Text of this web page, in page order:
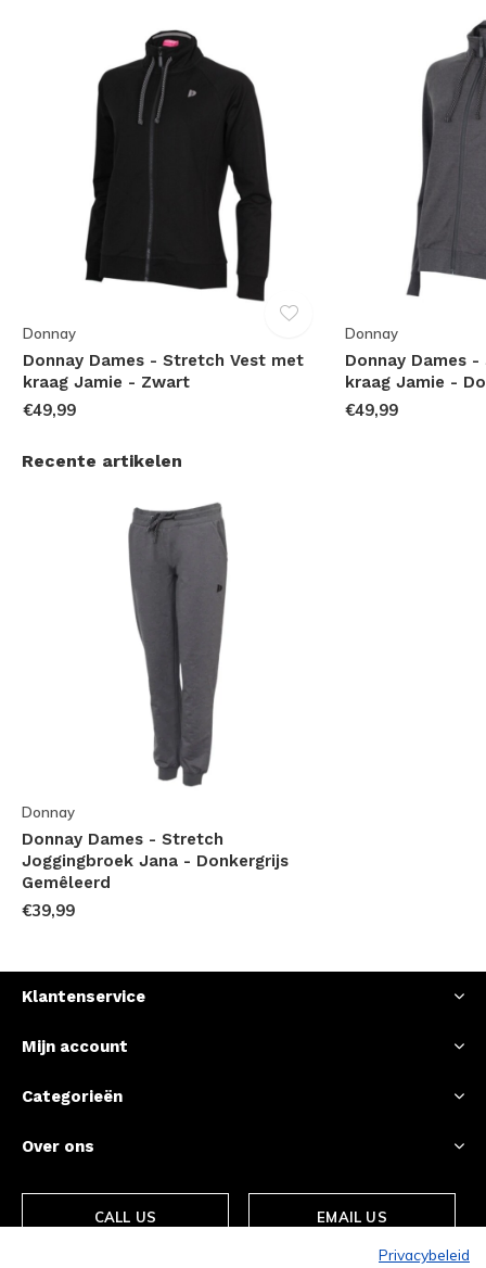
Donnay
Donnay Dames - Stretch Vest met
kraag Jamie - Zwart
€49,99
Donnay
Donnay Dames
kraag Jamie -
€49,99
Recente artikelen
Donnay
Donnay Dames - Stretch
Joggingbroek Jana - Donkergrijs
Gemêleerd
€39,99
Klantenservice
Mijn account
Categorieën
Over ons
CALL US EMAIL US
Privacybeleid